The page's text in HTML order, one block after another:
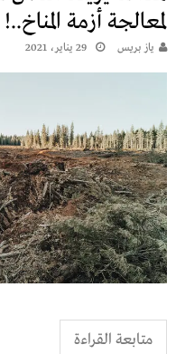
لمعالجة أزمة المناخ..!
يـاز بريـس 29 يناير، 2021
متابعة القراءة